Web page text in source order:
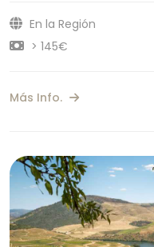
En la Región
> 145€
Más Info.